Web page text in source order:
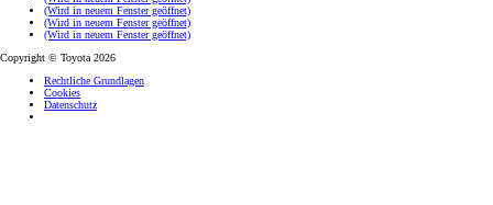
(Wird in neuem Fenster geöffnet)
(Wird in neuem Fenster geöffnet)
(Wird in neuem Fenster geöffnet)
Copyright © Toyota 2026
Rechtliche Grundlagen
Cookies
Datenschutz